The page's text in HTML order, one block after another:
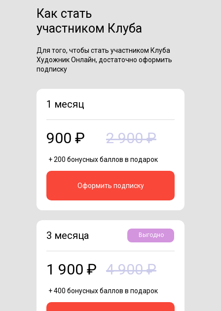
Как стать
участником Клуба
Для того, чтобы стать участником Клуба
Художник Онлайн, достаточно оформить
подписку
3 месяца
+ 400 бонусных баллов в подарок
4 900 ₽
1 900 ₽
Выгодно
1 месяц
+ 200 бонусных баллов в подарок
2 900 ₽
900 ₽
Оформить подписку